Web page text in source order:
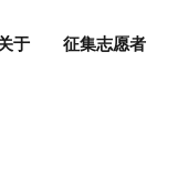
于 征集志愿者